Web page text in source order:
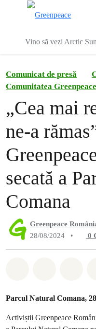
Vino să vezi Arctic
Comunicat de presă
Comunitatea
„Cea mai
ne-a
secată a
Comana
Greenpeace
28/08/2024
• 0
Parcul Natural Comana,
Activiștii Greenpeace